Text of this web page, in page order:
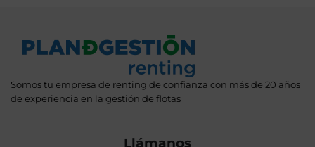
Somos tu empresa de renting de confianza con más de 20 años
de experiencia en la gestión de flotas
Llámanos